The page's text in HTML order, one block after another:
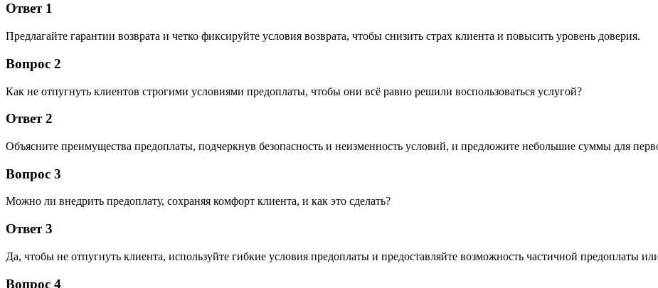
Ответ 1
Предлагайте гарантии возврата и четко фиксируйте условия возврата, чтобы снизить страх клиента и повысить уровень доверия.
Вопрос 2
Как не отпугнуть клиентов строгими условиями предоплаты, чтобы они всё равно решили воспользоваться услугой?
Ответ 2
Объясните преимущества предоплаты, подчеркнув безопасность и неизменность условий, и предложите небольшие суммы для
Вопрос 3
Можно ли внедрить предоплату, сохраняя комфорт клиента, и как это сделать?
Ответ 3
Да, чтобы не отпугнуть клиента, используйте гибкие условия предоплаты и предоставляйте возможность частичной предоплаты
Вопрос 4